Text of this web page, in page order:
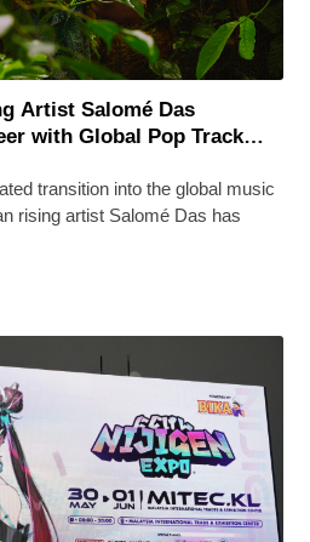
Artist Salomé Das
with Global Pop Track
transition into the global music
rising artist Salomé Das has